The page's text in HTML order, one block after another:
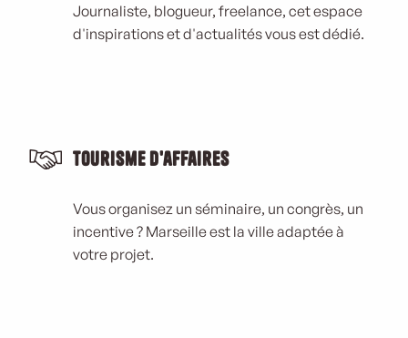
Journaliste, blogueur, freelance, cet espace
d'inspirations et d'actualités vous est dédié.
Tourisme d'affaires
Vous organisez un séminaire, un congrès, un
incentive ? Marseille est la ville adaptée à
votre projet.